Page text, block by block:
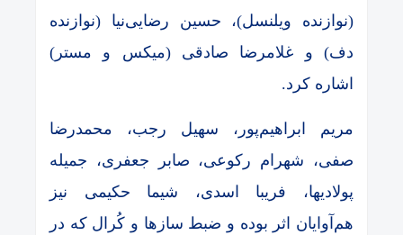
(نوازنده ویلنسل)، حسین رضایی‌نیا (نوازنده
دف) و غلامرضا صادقی (میکس و مستر)
اشاره کرد.
مریم ابراهیم‌پور، سهیل رجب، محمدرضا
صفی، شهرام رکوعی، صابر جعفری، جمیله
پولادیها، فریبا اسدی، شیما حکیمی نیز
هم‌آوایان اثر بوده و ضبط سازها و کُرال که در